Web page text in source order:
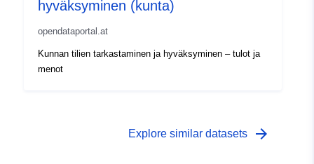
hyväksyminen (kunta)
opendataportal.at
Kunnan tilien tarkastaminen ja hyväksyminen – tulot ja
menot
Explore similar datasets arrow_forward